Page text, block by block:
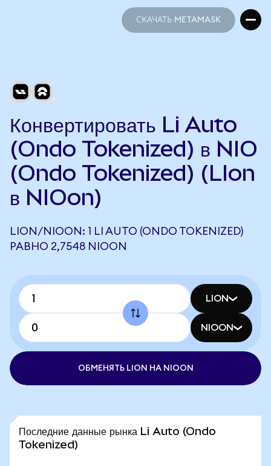
СКАЧАТЬ METAMASK
Конвертировать Li Auto
(Ondo Tokenized) в NIO
(Ondo Tokenized) (LIon
в NIOon)
LION/NIOON: 1 LI AUTO (ONDO TOKENIZED)
РАВНО 2,7548 NIOON
LION
NIOON
ОБМЕНЯТЬ LION НА NIOON
Последние данные рынка Li Auto (Ondo
Tokenized)